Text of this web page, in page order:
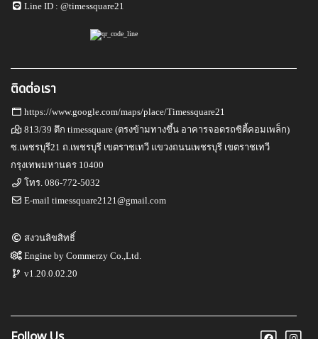
Line ID :@timessquare21
ติดต่อเรา
https://www.google.com/maps/place/Timessquare21
813/39 ตึก timessquare (ตรงข้ามทางขึ้น อาคารจอดรถซิตี้คอมเพล็ก)
ซ.เพชรบุรี21 ถ.เพชรบุรี เขตราชเทวี แขวงถนนเพชรบุรี เขตราชเทวี
กรุงเทพมหานคร 10400
โทร.086-772-5032
E-mailtimessquare2121@gmail.com
สงวนลิขสิทธิ์
Engine byCommerzy Co.,Ltd.
v1.20.0.02.20